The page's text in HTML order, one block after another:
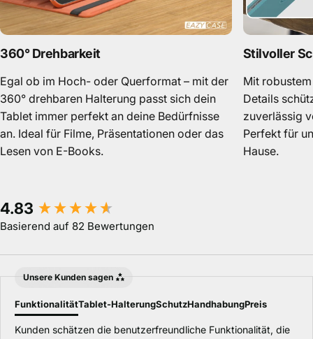
360° Drehbarkeit
Egal ob im Hoch- oder Querformat – mit der
360° drehbaren Halterung passt sich dein
Tablet immer perfekt an deine Bedürfnisse
an. Ideal für Filme, Präsentationen oder das
Lesen von E-Books.
Stilvoller
Mit
Details
zuverlässig
Perfekt für
Hause.
4.83
Basierend auf 82 Bewertungen
Unsere Kunden sagen
FunktionalitätTablet-HalterungSchutzHandhabungPreis
Kunden schätzen die benutzerfreundliche Funktionalität, die
New content loaded